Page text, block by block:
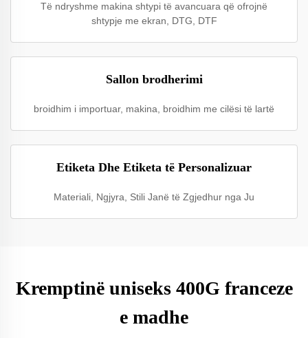
Të ndryshme makina shtypi të avancuara që ofrojnë
shtypje me ekran, DTG, DTF
Sallon brodherimi
broidhim i importuar, makina, broidhim me cilësi të lartë
Etiketa Dhe Etiketa të Personalizuar
Materiali, Ngjyra, Stili Janë të Zgjedhur nga Ju
Kremptinë uniseks 400G franceze
e madhe